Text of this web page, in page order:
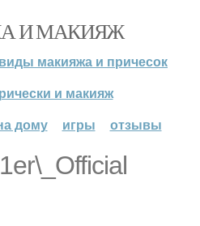
И МАКИЯЖ
виды макияжа и причесок
и макияж
дому
игры отзывы